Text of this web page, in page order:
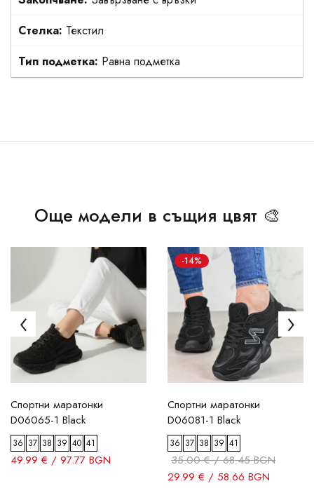
Стелка: Текстил
Тип подметка: Равна подметка
Още модели в същия цвят 🎨
Спортни маратонки
D06065-1 Black
36 37 38 39 40 41
49.99 € / 97.77 BGN
-14%
Спортни маратонки
D06081-1 Black
36 37 38 39 41
35.00 € / 68.45 BGN
29.99 € / 58.66 BGN